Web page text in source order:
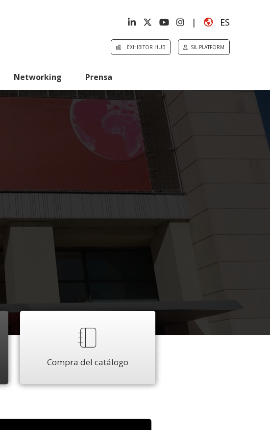
| ES
EXHIBITOR HUB SIL PLATFORM
Networking Prensa
Compra del catálogo